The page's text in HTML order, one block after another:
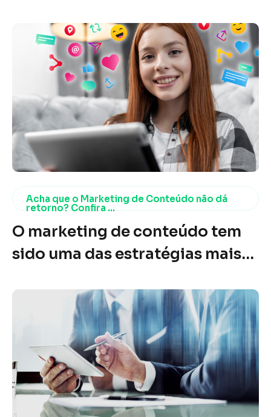
Acha que o Marketing de Conteúdo não dá
retorno? Confira ...
O marketing de conteúdo tem
sido uma das estratégias mais
digital nos últimos anos. No
entanto, ainda existem muitos
empresários e profissionais de
marketing que questionam sua
eficácia. A dúvida é
compreensível, considerando o